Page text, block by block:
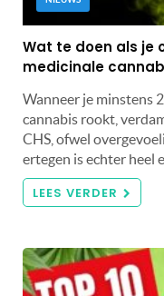
Wat te doen als je
medicinale
Wanneer je minstens
cannabis rookt,
CHS, ofwel
ertegen is echter heel
LEES VERDER